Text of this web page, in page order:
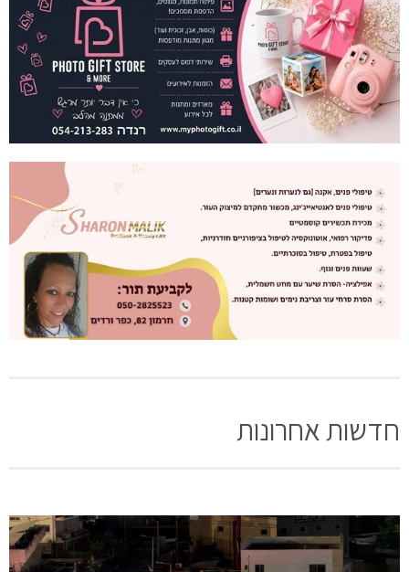
חדשות אחרונות